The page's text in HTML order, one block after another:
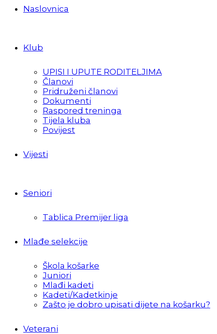
Naslovnica
Klub
UPISI I UPUTE RODITELJIMA
Članovi
Pridruženi članovi
Dokumenti
Raspored treninga
Tijela kluba
Povijest
Vijesti
Seniori
Tablica Premijer liga
Mlađe selekcije
Škola košarke
Juniori
Mlađi kadeti
Kadeti/Kadetkinje
Zašto je dobro upisati dijete na košarku?
Veterani